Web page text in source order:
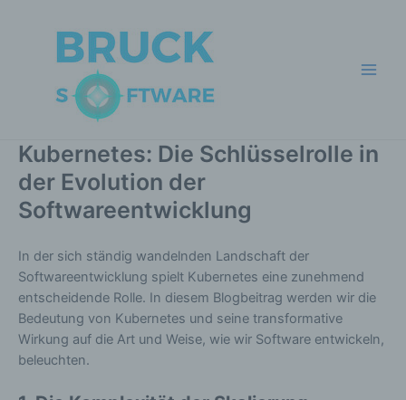
Kubernetes: Die Schlüsselrolle in
der Evolution der
Softwareentwicklung
In der sich ständig wandelnden Landschaft der
Softwareentwicklung spielt Kubernetes eine zunehmend
entscheidende Rolle. In diesem Blogbeitrag werden wir die
Bedeutung von Kubernetes und seine transformative
Wirkung auf die Art und Weise, wie wir Software entwickeln,
beleuchten.